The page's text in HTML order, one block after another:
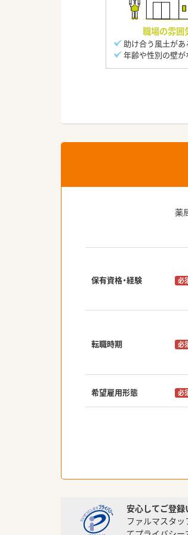
職場の雰囲
助け合う風土があ
年齢や性別の壁が
薬
保有資格・経験 必
転職時期 必
希望雇用形態 必
安心してご登
ファルマスタッ